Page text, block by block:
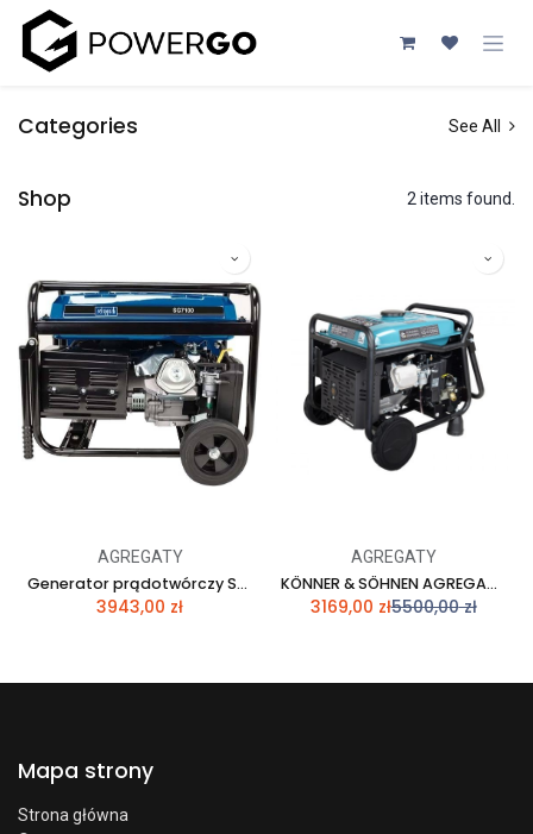
Przejdź do zawartości
Categories See All
Shop 2 items found.
AGREGATY
Generator prądotwórczy Scheppach SG7100
3943,00 zł
AGREGATY
KÖNNER & SÖHNEN AGREGAT/­GENERATOR INWERTEROWY 3,6kW 230V KS 4100iEG
3169,00 zł5500,00zł
Mapa strony
Strona główna